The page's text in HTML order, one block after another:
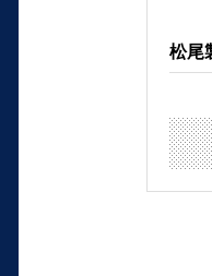
松尾